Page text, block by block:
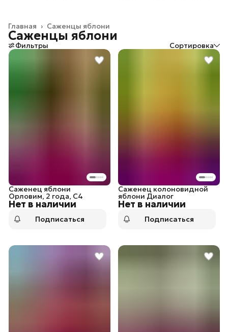
Саженцы яблони
Главная ›
Саженцы яблони
Фильтры Сортировка
Нет в наличии
Саженец яблони
Орловим, 2 года, С4
Подписаться
Нет в наличии
Саженец колоновидной
яблони Диалог
Подписаться